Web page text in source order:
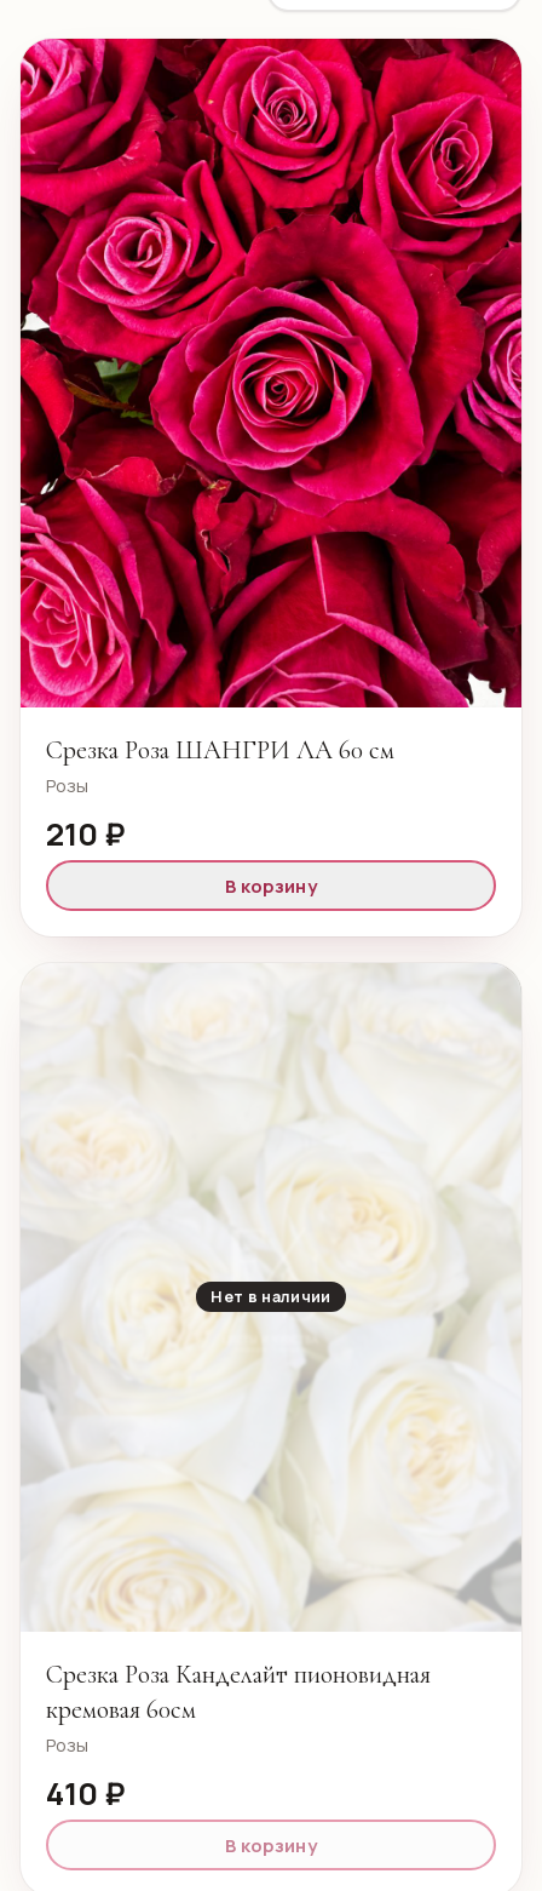
Рыжая 5
Сиреневая 2
Фиолетовая 2
Фуксия 7
Срезка Роза ШАНГРИ ЛА 60 см
Розы
210 ₽
В корзину
Нет в наличии
Срезка Роза Канделайт пионовидная
кремовая 60см
Розы
410 ₽
В корзину